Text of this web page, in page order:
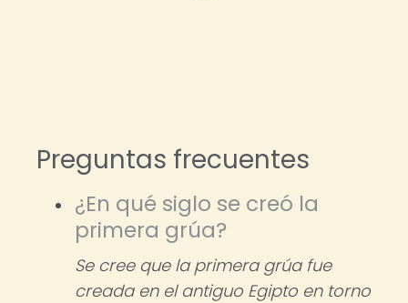
Preguntas frecuentes
¿En qué siglo se creó la
primera grúa?
Se cree que la primera grúa fue
creada en el antiguo Egipto en torno